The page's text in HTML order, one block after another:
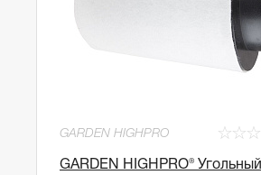
GARDEN HIGHPRO ☆
☆
☆
GARDEN HIGHPRO® Угольный